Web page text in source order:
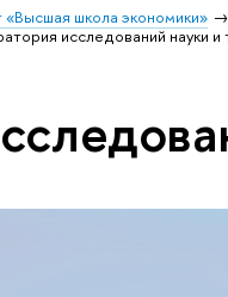
школа экономики»
исследований науки и